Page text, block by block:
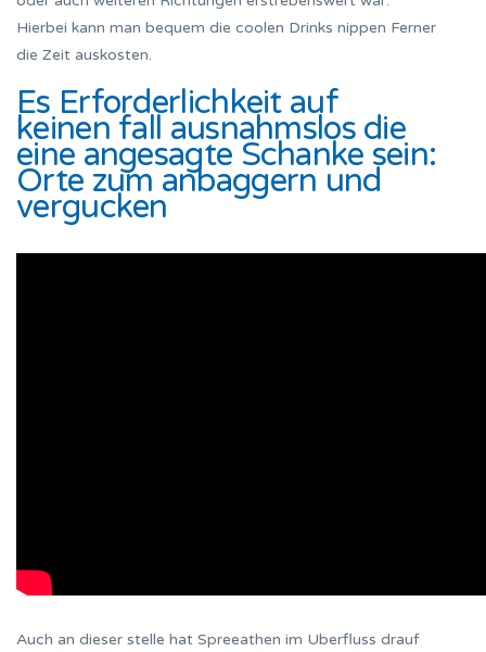
Hierbei kann man bequem die coolen Drinks nippen Ferner
die Zeit auskosten.
Es Erforderlichkeit auf
keinen fall ausnahmslos die
eine angesagte Schanke sein:
Orte zum anbaggern und
vergucken
Auch an dieser stelle hat Spreeathen im Uberfluss drauf